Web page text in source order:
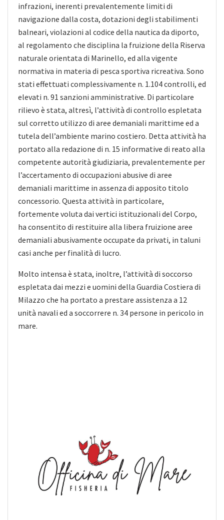
infrazioni, inerenti prevalentemente limiti di
navigazione dalla costa, dotazioni degli stabilimenti
balneari, violazioni al codice della nautica da diporto,
al regolamento che disciplina la fruizione della Riserva
naturale orientata di Marinello, ed alla vigente
normativa in materia di pesca sportiva ricreativa. Sono
stati effettuati complessivamente n. 1.104 controlli, ed
elevati n. 91 sanzioni amministrative. Di particolare
rilievo è stata, altresì, l’attività di controllo espletata
sul corretto utilizzo di aree demaniali marittime ed a
tutela dell’ambiente marino costiero. Detta attività ha
portato alla redazione di n. 15 informative di reato alla
competente autorità giudiziaria, prevalentemente per
l’accertamento di occupazioni abusive di aree
demaniali marittime in assenza di apposito titolo
concessorio. Questa attività in particolare,
fortemente voluta dai vertici istituzionali del Corpo,
ha consentito di restituire alla libera fruizione aree
demaniali abusivamente occupate da privati, in taluni
casi anche per finalità di lucro.
Molto intensa è stata, inoltre, l’attività di soccorso
espletata dai mezzi e uomini della Guardia Costiera di
Milazzo che ha portato a prestare assistenza a 12
unità navali ed a soccorrere n. 34 persone in pericolo in
mare.